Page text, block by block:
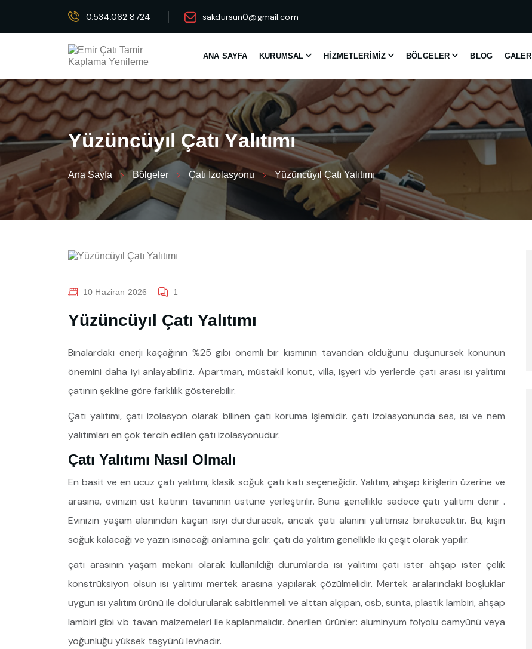
0.534.062 8724 sakdursun0@gmail.com
ANA SAYFA KURUMSAL HIZMETLERIMIZ BÖLGELER BLOG GALERI
Yüzüncüyıl Çatı Yalıtımı
Ana Sayfa Bölgeler Çatı İzolasyonu Yüzüncüyıl Çatı Yalıtımı
10 Haziran 2026 1
Yüzüncüyıl Çatı Yalıtımı
Binalardaki enerji kaçağının %25 gibi önemli bir kısmının tavandan olduğunu düşünürsek konunun
önemini daha iyi anlayabiliriz. Apartman, müstakil konut, villa, işyeri v.b yerlerde çatı arası ısı yalıtımı
çatının şekline göre farklılık gösterebilir.
Çatı yalıtımı, çatı izolasyon olarak bilinen çatı koruma işlemidir. çatı izolasyonunda ses, ısı ve nem
yalıtımları en çok tercih edilen çatı izolasyonudur.
Çatı Yalıtımı Nasıl Olmalı
En basit ve en ucuz çatı yalıtımı, klasik soğuk çatı katı seçeneğidir. Yalıtım, ahşap kirişlerin üzerine ve
arasına, evinizin üst katının tavanının üstüne yerleştirilir. Buna genellikle sadece çatı yalıtımı denir .
Evinizin yaşam alanından kaçan ısıyı durduracak, ancak çatı alanını yalıtımsız bırakacaktır. Bu, kışın
soğuk kalacağı ve yazın ısınacağı anlamına gelir. çatı da yalıtım genellikle iki çeşit olarak yapılır.
çatı arasının yaşam mekanı olarak kullanıldığı durumlarda ısı yalıtımı çatı ister ahşap ister çelik
konstrüksiyon olsun ısı yalıtımı mertek arasına yapılarak çözülmelidir. Mertek aralarındaki boşluklar
uygun ısı yalıtım ürünü ile doldurularak sabitlenmeli ve alttan alçıpan, osb, sunta, plastik lambiri, ahşap
lambiri gibi v.b tavan malzemeleri ile kaplanmalıdır. önerilen ürünler: aluminyum folyolu camyünü veya
yoğunluğu yüksek taşyünü levhadır.